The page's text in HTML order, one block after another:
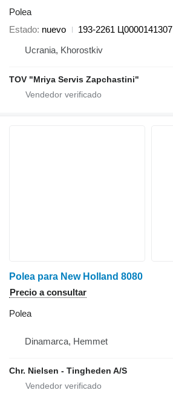
Polea
Estado nuevo
193-2261 Ц0000141307
Ucrania, Khorostkiv
TOV "Mriya Servis Zapchastini"
Polea para New Holland 8080
Precio a consultar
Polea
Dinamarca, Hemmet
Chr. Nielsen - Tingheden A/S